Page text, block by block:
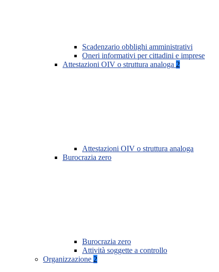
Scadenzario obblighi amministrativi
Oneri informativi per cittadini e imprese
Attestazioni OIV o struttura analoga 2
Attestazioni OIV o struttura analoga
Burocrazia zero
Burocrazia zero
Attività soggette a controllo
Organizzazione 2